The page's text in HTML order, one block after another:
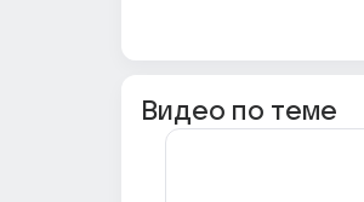
Видео по теме